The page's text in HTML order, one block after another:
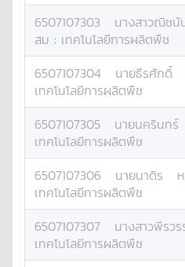
6507107303 นางสาวณิชนั
สม : เทคโนโลยีการผลิตพืช
6507107304 นายธีรศักดิ์
เทคโนโลยีการผลิตพืช
6507107305 นายนครินทร์
เทคโนโลยีการผลิตพืช
6507107306 นายนาดิร
เทคโนโลยีการผลิตพืช
6507107307 นางสาวพีรว
เทคโนโลยีการผลิตพืช